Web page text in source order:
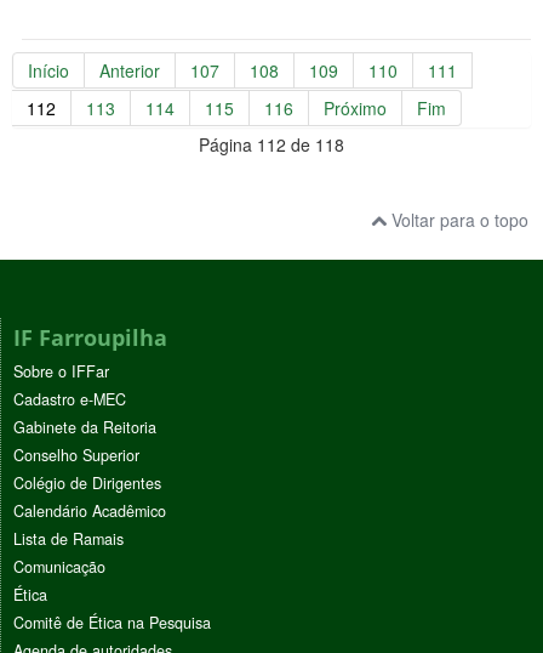
Início Anterior 107 108 109 110
111
112
113 114 115 116 Próximo
Fim
Página 112 de 118
Voltar para o topo
IF Farroupilha
Sobre o IFFar
Cadastro e-MEC
Gabinete da Reitoria
Conselho Superior
Colégio de Dirigentes
Calendário Acadêmico
Lista de Ramais
Comunicação
Ética
Comitê de Ética na Pesquisa